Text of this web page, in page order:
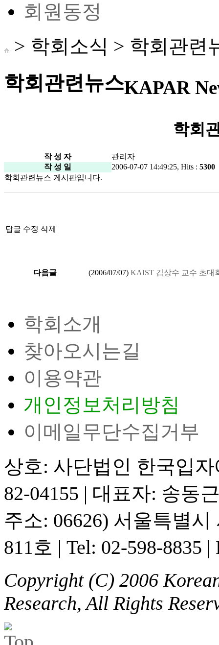
회원동정
> 학회소식 > 학회관련
학회관련뉴스KAPAR
학회
작 성 자
관리자
작 성 일
2006-07-07 14:49:25, Hits : 5300
학회관련뉴스 게시판입니다.
답글 수정 삭제
다음글 (2006/07/07) KAIST 김상수 교수 초대
학회소개
찾아오시는길
이용약관
개인정보처리방침
이메일무단수집거부
상호: 사단법인 한국입
82-04155 | 대표자: 송동
주소: 06626) 서울특별
811호 | Tel: 02-598-8835 |
Copyright (C) 2006
Research, All Rights